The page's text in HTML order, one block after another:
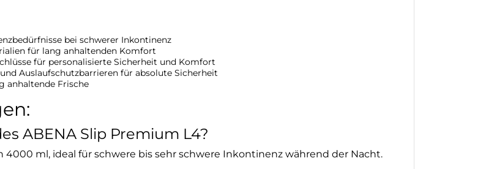
bei schwerer Inkontinenz
für lang anhaltenden Komfort
für personalisierte Sicherheit und Komfort
Auslaufschutzbarrieren für absolute Sicherheit
anhaltende Frische
ABENA Slip Premium L4?
ml, ideal für schwere bis sehr schwere Inkontinenz während der Nacht.